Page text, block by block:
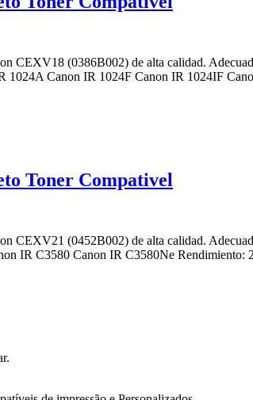
CEXV18 (0386B002) de alta calidad.
1024A Canon IR 1024F Canon IR 1024IF
Toner Compativel
CEXV21 (0452B002) de alta calidad.
IR C3580 Canon IR C3580Ne Rendimiento: